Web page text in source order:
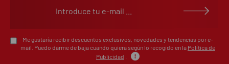
Me gustaría recibir descuentos exclusivos, novedades y tendencias por e-
mail. Puedo darme de baja cuando quiera según lo recogido en la Política de
Publicidad